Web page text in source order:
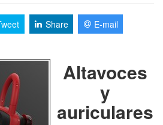
Share E-mail
Altavoces
y
auriculares